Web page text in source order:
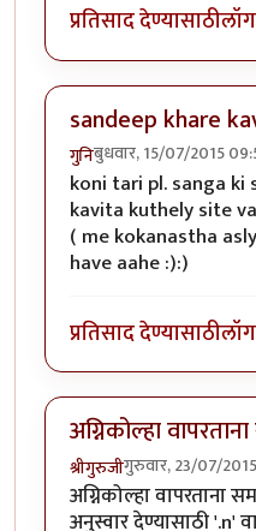
प्रतिसाद देण्यासाठी
sandeep khare
गुनिबुधवार, 15/07/2015
koni tari pl. sanga ki
kavita kuthely site
( me kokanastha
have aahe :):)
प्रतिसाद देण्यासाठी
अग्निकोल्हा
श्रीगुरुजीगुरुवार, 23/07/
अग्निकोल्हा वापरताना
अनुस्वार देण्यासाठी '.n'